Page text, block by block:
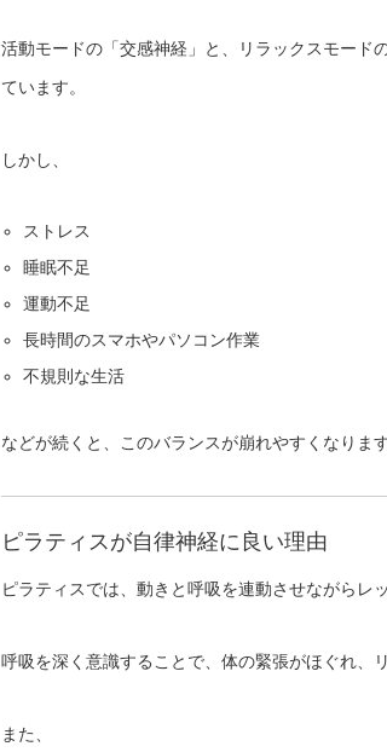
活動モードの「交感神経」と、リラックスモード
ています。
しかし、
ストレス
睡眠不足
運動不足
長時間のスマホやパソコン作業
不規則な生活
などが続くと、このバランスが崩れやすくなります
ピラティスが自律神経に良い理由
ピラティスでは、動きと呼吸を連動させながらレ
呼吸を深く意識することで、体の緊張がほぐれ、
また、